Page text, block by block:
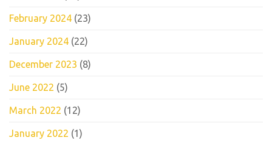
February 2024 (23)
January 2024 (22)
December 2023 (8)
June 2022 (5)
March 2022 (12)
January 2022 (1)